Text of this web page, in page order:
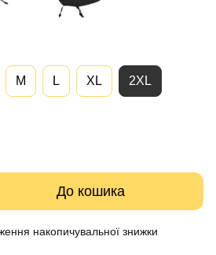
M L XL 2XL
До кошика
накопичувальної знижки